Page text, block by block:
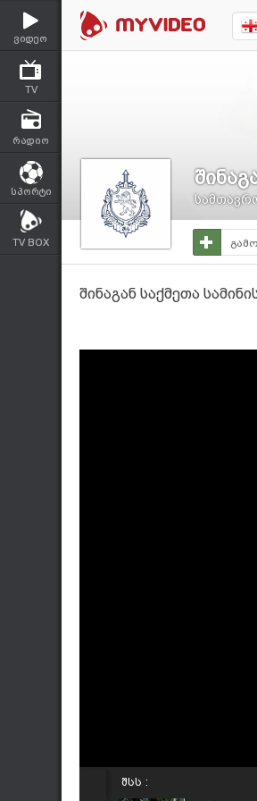
ვიდეო
TV
რადიო
სპორტი
TV BOX
შინაგან საქმეთა
შსს :